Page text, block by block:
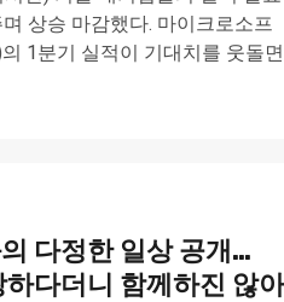
상승 마감했다. 마이크로소프
1분기 실적이 기대치를 웃돌면
다정한 일상 공개…
다더니 함께하진 않아